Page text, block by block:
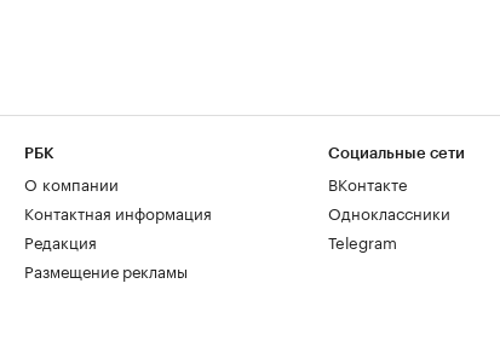
РБК
О компании
Контактная информация
Редакция
Размещение рекламы
Социальные сети
ВКонтакте
Одноклассники
Telegram